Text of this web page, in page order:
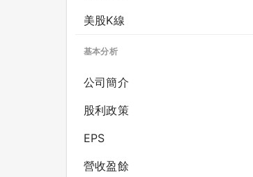
美股K線
基本分析
公司簡介
股利政策
EPS
營收盈餘